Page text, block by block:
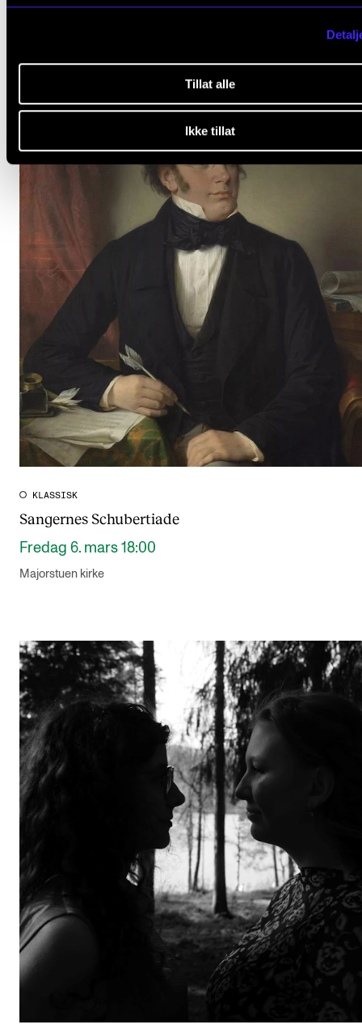
Tillat alle
Ikke tillat
KLASSISK
Sangernes Schubertiade
Fredag 6. mars 18:00
Majorstuen kirke